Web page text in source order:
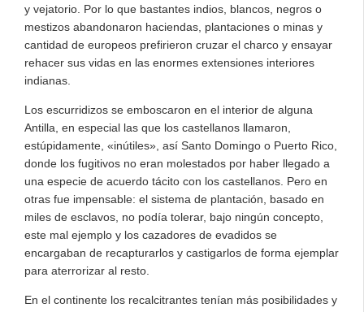
y vejatorio. Por lo que bastantes indios, blancos, negros o
mestizos abandonaron haciendas, plantaciones o minas y
cantidad de europeos prefirieron cruzar el charco y ensayar
rehacer sus vidas en las enormes extensiones interiores
indianas.
Los escurridizos se emboscaron en el interior de alguna
Antilla, en especial las que los castellanos llamaron,
estúpidamente, «inútiles», así Santo Domingo o Puerto Rico,
donde los fugitivos no eran molestados por haber llegado a
una especie de acuerdo tácito con los castellanos. Pero en
otras fue impensable: el sistema de plantación, basado en
miles de esclavos, no podía tolerar, bajo ningún concepto,
este mal ejemplo y los cazadores de evadidos se
encargaban de recapturarlos y castigarlos de forma ejemplar
para aterrorizar al resto.
En el continente los recalcitrantes tenían más posibilidades y